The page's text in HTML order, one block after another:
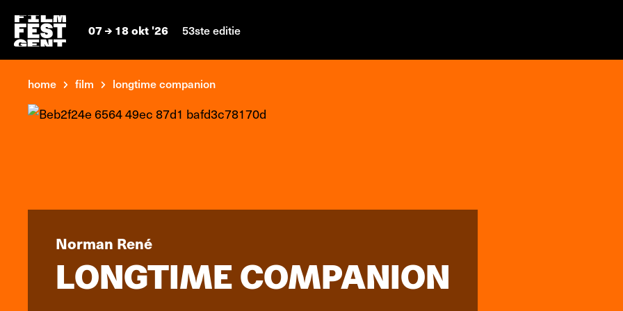
07 18 okt '26 53ste editie
home film longtime companion
Norman René
LONGTIME COMPANION